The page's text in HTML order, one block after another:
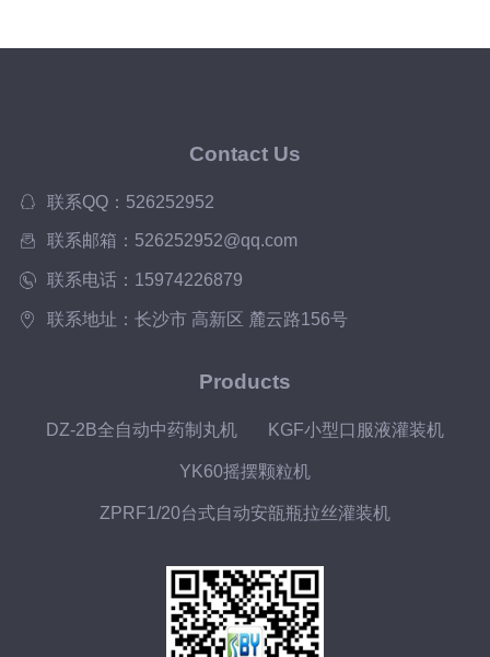
Contact Us
联系QQ：526252952
联系邮箱：526252952@qq.com
联系电话：15974226879
联系地址：长沙市 高新区 麓云路156号
Products
DZ-2B全自动中药制丸机 KGF小型口服液灌装机
YK60摇摆颗粒机
ZPRF1/20台式自动安瓿瓶拉丝灌装机